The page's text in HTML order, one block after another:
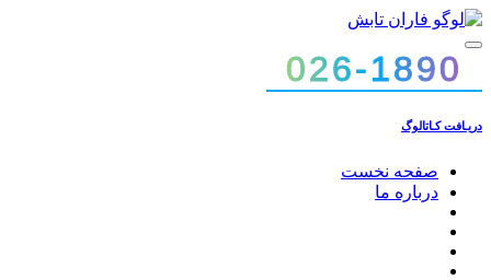
دریـافت کـاتالوگ
صفحه نخست
درباره ما